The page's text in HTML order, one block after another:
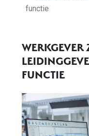
functie
WERKGEVER
FUNCTIE